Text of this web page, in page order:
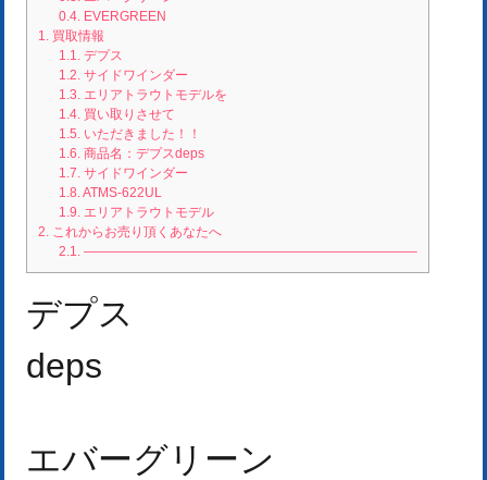
0.4.EVERGREEN
1. 買取情報
1.1.デプス
1.2.サイドワインダー
1.3.エリアトラウトモデルを
1.4.買い取りさせて
1.5.いただきました！！
1.6.商品名：デプスdeps
1.7.サイドワインダー
1.8.ATMS-622UL
1.9.エリアトラウトモデル
2. これからお売り頂くあなたへ
2.1.—————————————————————————–
デプス
deps
エバーグリーン